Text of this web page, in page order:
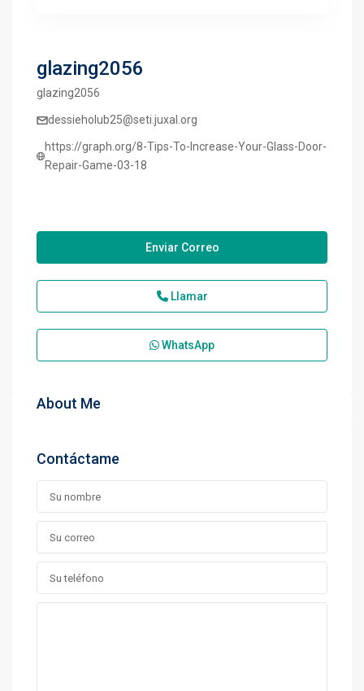
glazing2056
glazing2056
dessieholub25@seti.juxal.org
https://graph.org/8-Tips-To-Increase-Your-Glass-Door-
Repair-Game-03-18
Enviar Correo
Llamar
WhatsApp
About Me
Contáctame